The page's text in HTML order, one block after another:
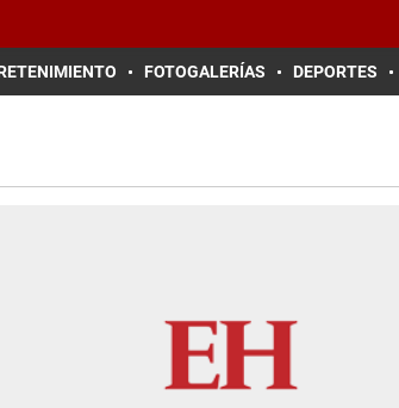
FOTOGALERÍAS DEPORTES